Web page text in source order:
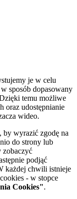
je w celu
sposób dopasowany
temu możliwe
oraz udostępnianie
wideo.
, by wyrazić zgodę na
do strony lub
zobaczyć
podjąć
każdej chwili istnieje
- w stopce
Cookies".